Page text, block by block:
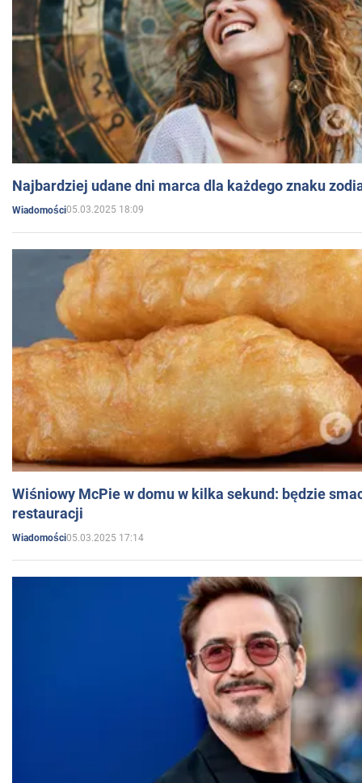
Najbardziej udane dni marca dla każdego znaku
Wiadomości05.03.2025 18:09
Wiśniowy McPie w domu w kilka sekund: będzie
restauracji
Wiadomości05.03.2025 17:14